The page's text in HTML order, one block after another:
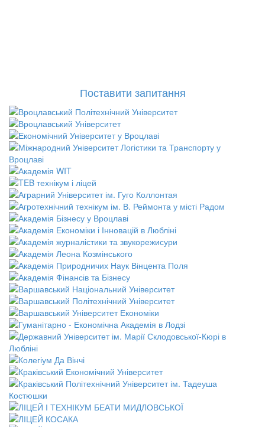
Поставити запитання